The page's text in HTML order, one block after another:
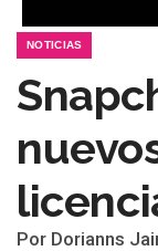
NOTICIAS
Por Dorianns